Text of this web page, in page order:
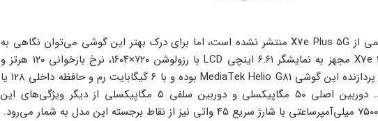
تاکنون هیچ مشخصه فنی رسمی از X7e Plus 5G منتشر نشده است، اما برای درک بهتر این گوشی می‌توان نگاهی به
برادر کوچک‌ترش انداخت. X7e 4G مجهز به نمایشگر ۶.۶۱ اینچی LCD با رزولوشن ۷۲۰×۱۶۰۴، نرخ بازخوانی ۱۲۰ هرتز و
روشنایی پیک ۱۰۱۰ نیت است. پردازنده این گوشی MediaTek Helio G81 بوده و با ۶ گیگابایت رم و حافظه داخلی ۱۲۸ یا
۲۵۶ گیگابایتی عرضه می‌شود. دوربین اصلی ۵۰ مگاپیکسلی و دوربین سلفی ۵ مگاپیکسلی از دیگر ویژگی‌های این